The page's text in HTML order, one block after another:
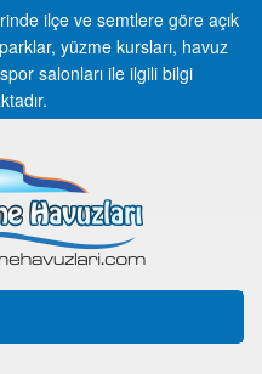
ilçe ve semtlere göre açık
yüzme kursları, havuz
salonları ile ilgili bilgi